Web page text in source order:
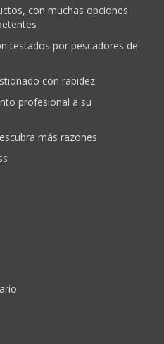
con muchas opciones
testados por pescadores de
con rapidez
profesional a su
más razones